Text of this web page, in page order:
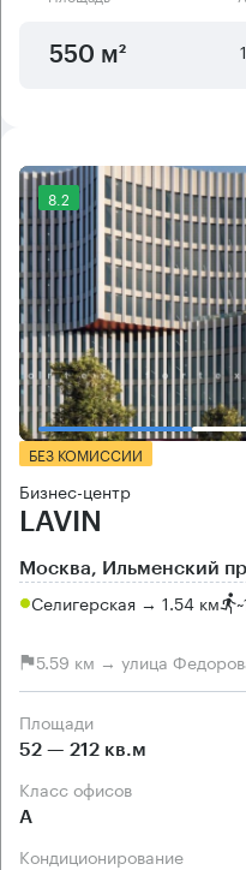
550 м²
8.2
БЕЗ КОМИССИИ
Бизнес-центр
LAVIN
Москва, Ильменский
Селигерская → 1.54 км ~
5.59 км → улица
Площади
52 — 212 кв.м
Класс офисов
А
Кондиционирование